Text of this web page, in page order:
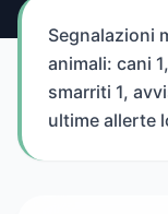
Segnalazioni
animali: cani
smarriti 1,
ultime allerte